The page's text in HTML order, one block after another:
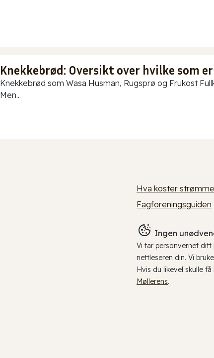
Knekkebrød: Oversikt over hvilke som
Knekkebrød som Wasa Husman, Rugsprø og Frukost
Men...
Hva koster
Fagforeningsguiden
Ingen
Vi tar personvernet
nettleseren din. Vi
Hvis du likevel skulle
Møllerens.